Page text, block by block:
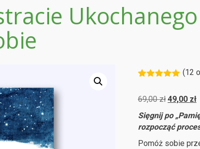
Ukochanego
na
ocen
klientów
(12
69,00zł Pierwotna
cena
wynosiła:
69,00 zł.
49,00 zł
Sięgnij po
rozpocząć
Pomóż sobie